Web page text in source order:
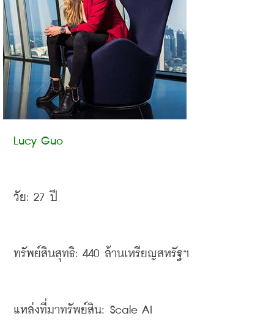
Lucy Guo
วัย: 27 ปี
ทรัพย์สินสุทธิ: 440 ล้านเหรียญสหรัฐฯ
แหล่งที่มาทรัพย์สิน: Scale AI